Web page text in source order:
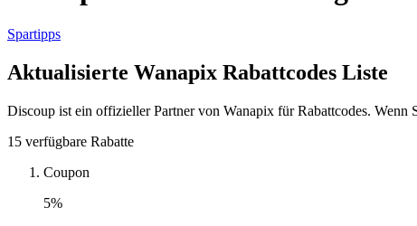
Spartipps
Aktualisierte Wanapix Rabattcodes Liste
Discoup ist ein offizieller Partner von Wanapix für Rabattcodes.
15 verfügbare Rabatte
Coupon
5%